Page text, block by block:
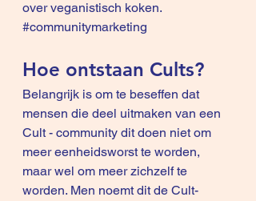
over veganistisch koken.
#communitymarketing
Hoe ontstaan Cults?
Belangrijk is om te beseffen dat
mensen die deel uitmaken van een
Cult - community dit doen niet om
meer eenheidsworst te worden,
maar wel om meer zichzelf te
worden. Men noemt dit de Cult-